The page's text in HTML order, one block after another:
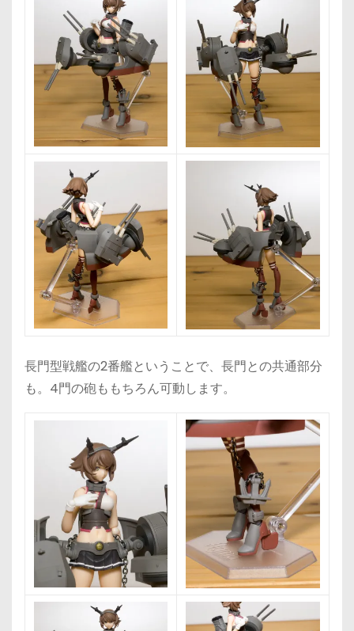
長門型戦艦の2番艦ということで、長門との共通部分
も。4門の砲ももちろん可動します。